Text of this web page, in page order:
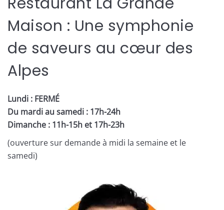
Maison : Une symphonie
de saveurs au cœur des
Alpes
Lundi : FERMÉ
Du mardi au samedi : 17h-24h
Dimanche : 11h-15h et 17h-23h
(ouverture sur demande à midi la semaine et le
samedi)